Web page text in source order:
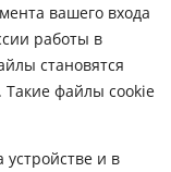
вашего входа
работы в
становятся
Такие файлы cookie
и в